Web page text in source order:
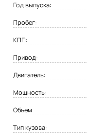
Год выпуска:
Пробег:
КПП:
Привод:
Двигатель:
Мощность:
Объем
Тип кузова: